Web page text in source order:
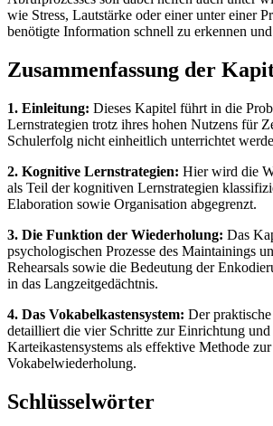
wie Stress, Lautstärke oder einer unter einer
benötigte Information schnell zu erkennen
Zusammenfassung der
1. Einleitung: Dieses Kapitel führt in die
Lernstrategien trotz ihres hohen Nutzens für
Schulerfolg nicht einheitlich unterrichtet
2. Kognitive Lernstrategien: Hier wird die
als Teil der kognitiven Lernstrategien
Elaboration sowie Organisation abgegrenzt.
3. Die Funktion der Wiederholung: Das
psychologischen Prozesse des Maintainings
Rehearsals sowie die Bedeutung der
in das Langzeitgedächtnis.
4. Das Vokabelkastensystem: Der
detailliert die vier Schritte zur Einrichtung
Karteikastensystems als effektive Methode zur
Vokabelwiederholung.
Schlüsselwörter